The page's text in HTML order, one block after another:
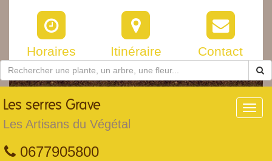
Horaires Itinéraire Contact
Les serres Grave
Les Artisans du Végétal
0677905800